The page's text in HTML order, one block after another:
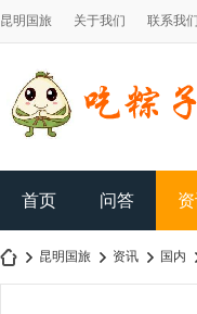
昆明国旅 关于我们 联系我们
首页 问答
昆明国旅 资讯 国内